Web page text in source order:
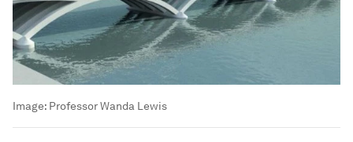
Image: Professor Wanda Lewis